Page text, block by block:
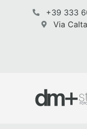
+39 333
Via